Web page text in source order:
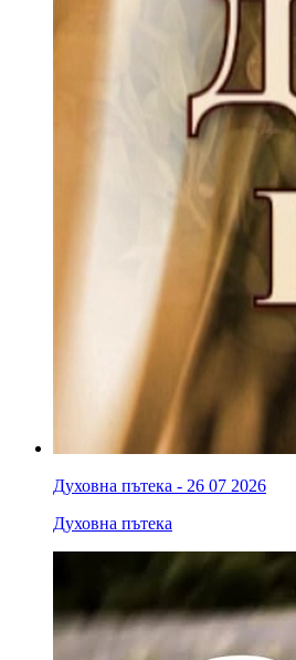
Духовна пътека - 26 07 2026
Духовна пътека